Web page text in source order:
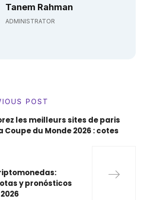
Tanem Rahman
ADMINISTRATOR
POST
les meilleurs sites de paris
Coupe du Monde 2026 : cotes
y pronósticos